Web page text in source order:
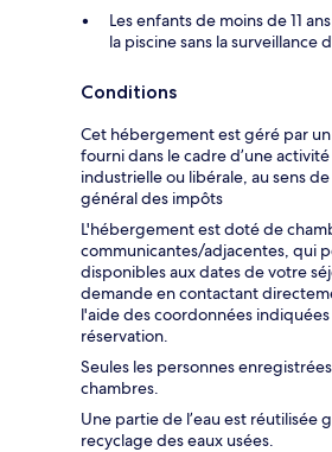
Les enfants de moins de 11
la piscine sans la surveillance
Conditions
Cet hébergement est géré par
fourni dans le cadre d’une
industrielle ou libérale, au sens de
général des impôts
L'hébergement est doté de
communicantes/adjacentes, qui
disponibles aux dates de votre
demande en contactant
l'aide des coordonnées
réservation.
Seules les personnes
chambres.
Une partie de l’eau est réutilisée
recyclage des eaux usées.